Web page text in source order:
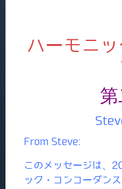
ハーモニ
From Steve:
このメッセージは、
ック・コンコーダン